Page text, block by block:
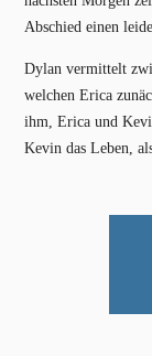
Abschied einen
Dylan vermittelt
welchen Erica
ihm, Erica und
Kevin das Leben,